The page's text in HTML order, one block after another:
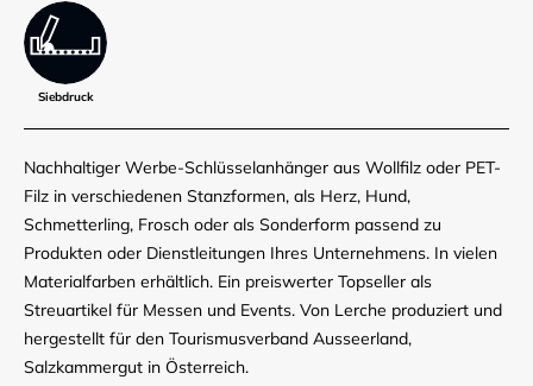
Siebdruck
Nachhaltiger Werbe-Schlüsselanhänger aus Wollfilz oder PET-
Filz in verschiedenen Stanzformen, als Herz, Hund,
Schmetterling, Frosch oder als Sonderform passend zu
Produkten oder Dienstleitungen Ihres Unternehmens. In vielen
Materialfarben erhältlich. Ein preiswerter Topseller als
Streuartikel für Messen und Events. Von Lerche produziert und
hergestellt für den Tourismusverband Ausseerland,
Salzkammergut in Österreich.